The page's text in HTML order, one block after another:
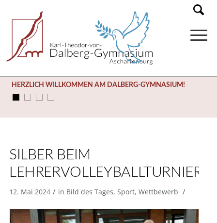
HERZLICH WILLKOMMEN AM DALBERG-GYMNASIUM!
SILBER BEIM
LEHRERVOLLEYBALLTURNIER
12. Mai 2024 / in Bild des Tages, Sport, Wettbewerb /